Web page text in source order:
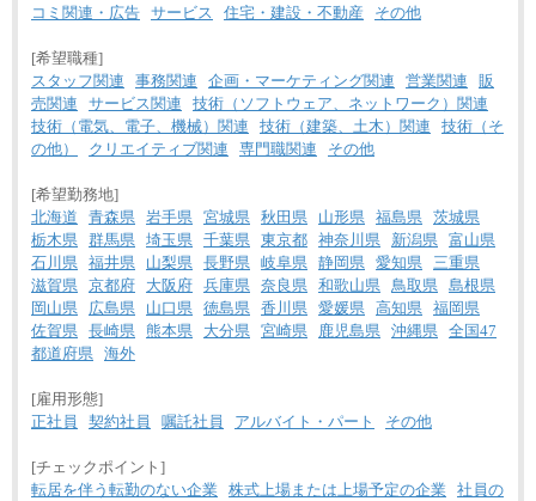
コミ関連・広告 サービス 住宅・建設・不動産 その他
[希望職種]
スタッフ関連
事務関連 企画・マーケティング関連 営業関連
販
売関連
サービス関連
技術（ソフトウェア、ネットワーク）関連
技術（電気、電子、機械）関連
技術（建築、土木）関連
技術（そ
の他）
クリエイティブ関連 専門職関連 その他
[希望勤務地]
北海道
青森県 岩手県 宮城県 秋田県 山形県 福島県
茨城県
栃木県
群馬県 埼玉県 千葉県 東京都 神奈川県 新潟県
富山県
石川県
福井県 山梨県 長野県 岐阜県 静岡県 愛知県
三重県
滋賀県
京都府 大阪府 兵庫県 奈良県 和歌山県 鳥取県
島根県
岡山県
広島県 山口県 徳島県 香川県 愛媛県 高知県
福岡県
佐賀県
長崎県 熊本県 大分県 宮崎県 鹿児島県 沖縄県
全国47
都道府県
海外
[雇用形態]
正社員
契約社員 嘱託社員 アルバイト・パート その他
[チェックポイント]
転居を伴う転勤のない企業 株式上場または上場予定の企業 社員の